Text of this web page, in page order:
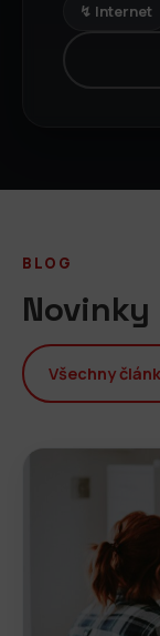
↯ Internet
BLOG
Všechny